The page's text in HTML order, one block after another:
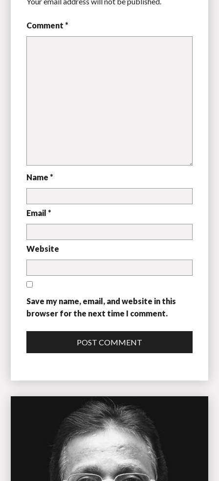
Comment *
Name *
Email *
Website
Save my name, email, and website in this
browser for the next time I comment.
POST COMMENT